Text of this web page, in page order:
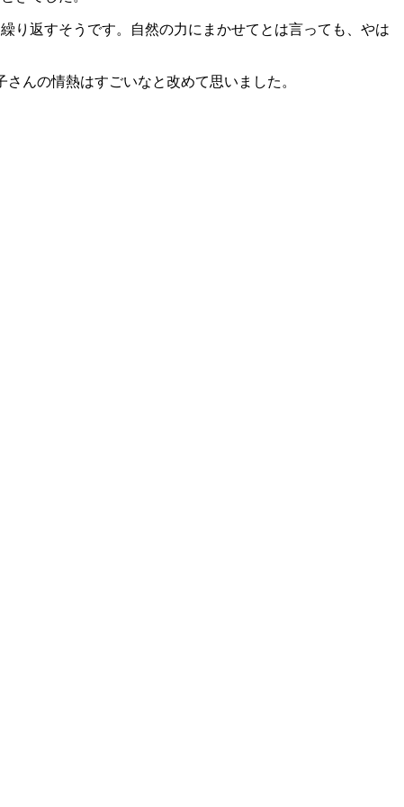
り返すそうです。自然の力にまかせてとは言っても、やは
んの情熱はすごいなと改めて思いました。